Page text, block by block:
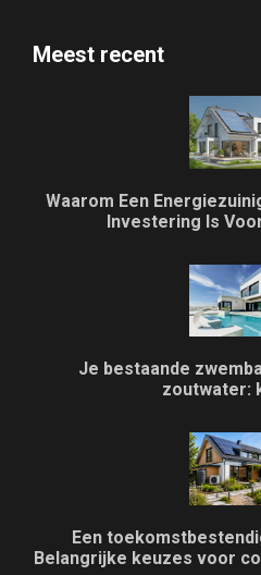
Meest recent
Waarom Een
Investering Is
Je bestaande
zoutwater:
Een
Belangrijke keuzes voor